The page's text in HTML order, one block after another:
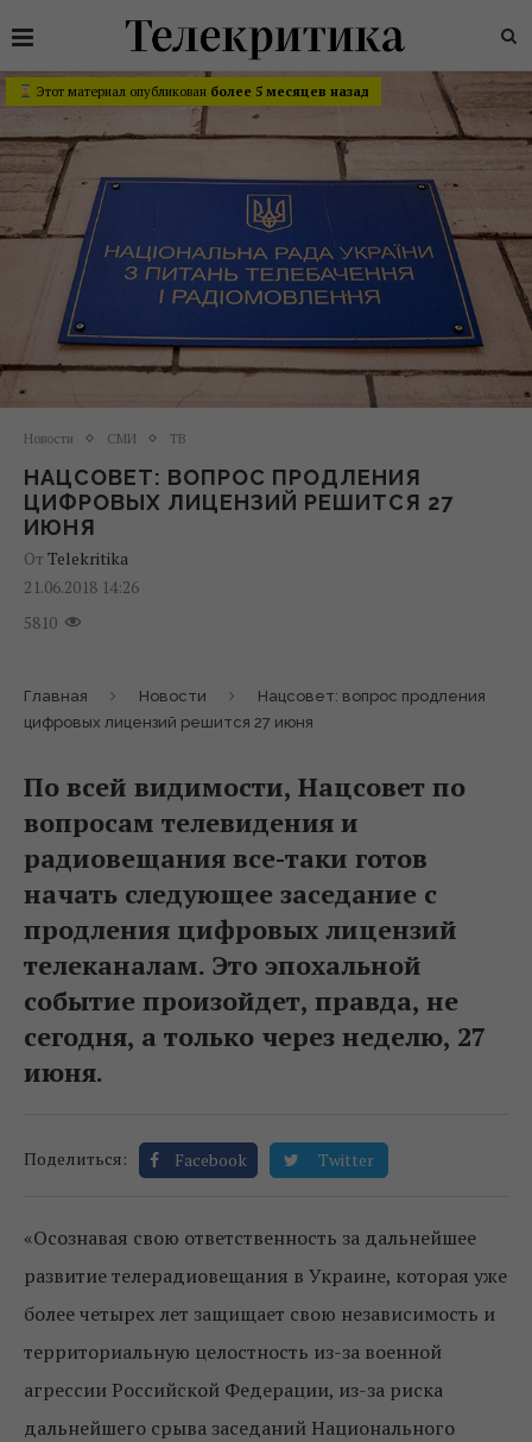
Этот материал опубликован более 5 месяцев назад
Новости СМИ ТВ
НАЦСОВЕТ: ВОПРОС ПРОДЛЕНИЯ
ЦИФРОВЫХ ЛИЦЕНЗИЙ РЕШИТСЯ 27
ИЮНЯ
От Telekritika
21.06.2018 14:26
5810
Главная Новости
Нацсовет: вопрос продления
цифровых лицензий решится 27 июня
По всей видимости, Нацсовет по
вопросам телевидения и
радиовещания все-таки готов
начать следующее заседание с
продления цифровых лицензий
телеканалам. Это эпохальной
событие произойдет, правда, не
сегодня, а только через неделю, 27
июня.
Поделиться: Facebook Twitter
«Осознавая свою ответственность за дальнейшее
развитие телерадиовещания в Украине, которая уже
более четырех лет защищает свою независимость и
территориальную целостность из-за военной
агрессии Российской Федерации, из-за риска
дальнейшего срыва заседаний Национального